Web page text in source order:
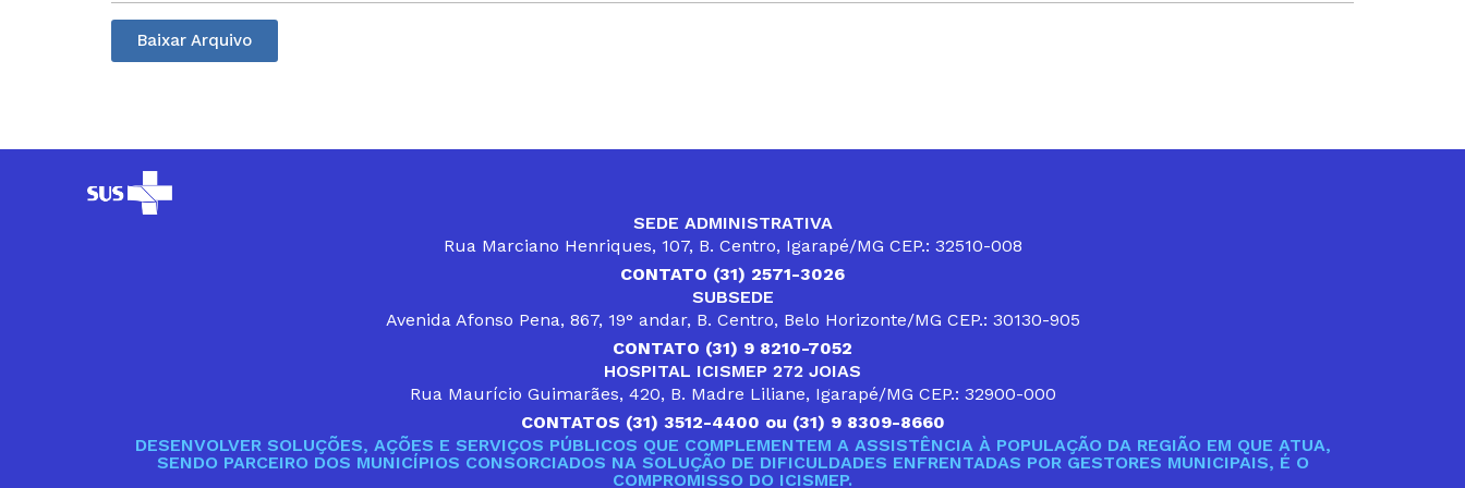
Baixar Arquivo
SEDE ADMINISTRATIVA
Rua Marciano Henriques, 107, B. Centro, Igarapé/MG CEP.: 32510-008
CONTATO (31) 2571-3026
SUBSEDE
Avenida Afonso Pena, 867, 19° andar, B. Centro, Belo Horizonte/MG CEP.: 30130-905
CONTATO (31) 9 8210-7052
HOSPITAL ICISMEP 272 JOIAS
Rua Maurício Guimarães, 420, B. Madre Liliane, Igarapé/MG CEP.: 32900-000
CONTATOS (31) 3512-4400 ou (31) 9 8309-8660
DESENVOLVER SOLUÇÕES, AÇÕES E SERVIÇOS PÚBLICOS QUE COMPLEMENTEM A ASSISTÊNCIA À POPULAÇÃO DA REGIÃO EM QUE ATUA,
SENDO PARCEIRO DOS MUNICÍPIOS CONSORCIADOS NA SOLUÇÃO DE DIFICULDADES ENFRENTADAS POR GESTORES MUNICIPAIS, É O
COMPROMISSO DO ICISMEP.